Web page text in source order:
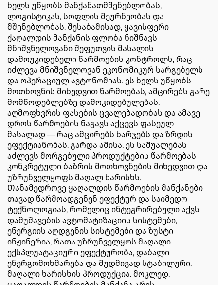
ხელს უწყობს მანქანათმშენებლობას,
ლოგისტიკას, სოფლის მეურნეობას და
მშენებლობას. შესაბამისად, ყავისფერი
ქაღალდის მანქანის ფლობა ნიშნავს
მნიშვნელოვანი შეფუთვის მასალის
დამოუკიდებელი წარმოების კონტროლს, რაც
იძლევა მნიშვნელოვან ეკონომიკურ სარგებელს
და ოპერაციულ ავტონომიას. ეს ხელს უწყობს
მოთხოვნის მიხედვით წარმოებას, ამცირებს გარე
მომწოდებლებზე დამოკიდებულებას,
აღმოფხვრის ფასების ცვალებადობას და ამავე
დროს წარმოების ნაგავს აქცევს ფასეულ
მასალად — რაც ამცირებს ხარჯებს და ზრდის
ეფექტიანობას. გარდა ამისა, ეს საშუალებას
აძლევს მორგებული პროდუქტების წარმოებას
კონკრეტული ბაზრის მოთხოვნების მიხედვით და
უზრუნველყოფს მაღალ ხარისხს.
Თანამედროვე ყაღალდის წარმოების მანქანები
თავად წარმოადგენენ ეფექტურ და საიმედო
ტექნოლოგიას, რომელიც ინტეგრირებული აქვს
დამუშავების ავტომატიზაციის სისტემები,
ენერგიის აღდგენის სისტემები და ზუსტი
ინჟინერია, რათა უზრუნველყოს მაღალი
ექსპლუატაციური ეფექტურობა, დაბალი
ენერგომოხმარება და მუდმივად სტაბილური,
მაღალი ხარისხის პროდუქცია. მოკლედ,